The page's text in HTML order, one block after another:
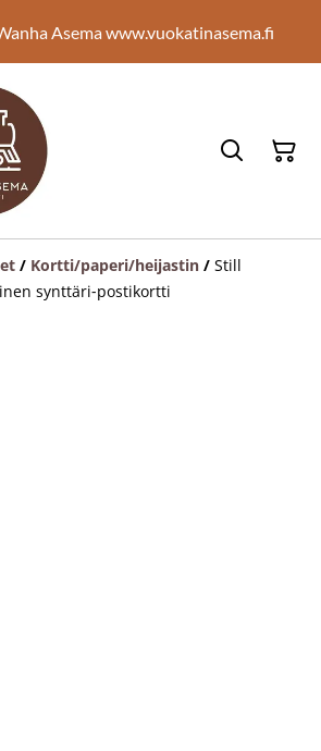
Asema www.vuokatinasema.fi
/ Kortti/paperi/heijastin / Still
synttäri‑postikortti